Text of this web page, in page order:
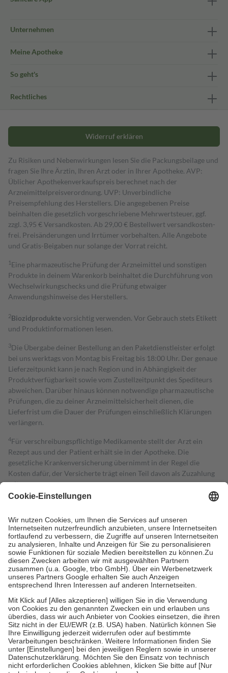
Unternehmen
Meine Apotheke
So geht's
Rechtliches
Widerruf erklären
Zu Risiken und Nebenwirkungen lesen Sie die Packungsbeilage und
fragen Sie Ihre Ärztin, Ihren Arzt oder in Ihrer Apotheke. AVP:
Üblicher Apothekenverkaufspreis berechnet nach der
Arzneimittelpreisverordnung. UVP: Unverbindliche
Preisempfehlung des Herstellers. Die angegebenen Preise
beinhalten die gesetzlich vorgeschriebene Mehrwertsteuer, ggf.
zzgl. 3,95 € Versandkosten. Ab 29,00 € Bestell­wert versand­kosten­
frei. Preisänderungen und Irrtümer vorbehalten. Alle Angebote
und Gratis-Beigaben nur solange der Vorrat reicht.
1 Eine pharmazeutische Prüfung der Arzneimittel und sonstigen
Produkte in deinem Warenkorb beinhaltet die Durchführung von
Wechselwirkungschecks und die Prüfung etwaiger
Anwendungshinweise des Herstellers.
2Biozidproduktevorsichtig verwenden. Vor Gebrauch stets Etikett
und Produktinformationen lesen.
3Die Übergabe deiner Bestellung an den Paketdienstleister erfolgt
bei uns werktags von Montag bis Freitag bis 18:00 Uhr. Der genaue
Lieferzeitpunkt kann je nach Region und in Abhängigkeit der
Produktverfügbarkeit sowie vom Zustellzeitpunkt des Spediteurs
abweichen. Darüber hinaus können notwendige pharmazeutische
Prüfungen, die zu deiner Arzneimittelsicherheit dienen, die
Lieferfrist um die Dauer der Prüfungen einschließlich Klärungen
verlängern.
4Für verschreibungspflichtige Medikamente stellt der Arzt ein
Rezept aus und der Patient erhält sie in der Apotheke. Die
gesetzliche Krankenversicherung übernimmt in der Regel die
Kosten dafür, der Versicherte trägt einen Teil davon als Zuzahlung
mit.
Grundsätzlich leisten Mitglieder Zuzahlungen in Höhe von zehn
höchstens zehn Euro.
Es sind jedoch nie mehr als die tatsächlichen
Kosten der Leistung zu entrichten.
Diese Regeln gelten grundsätzlich auch für Online-Apotheken.
Bei Heilmitteln und häuslicher Krankenpflege beträgt die
Zuzahlung zehn Prozent der Kosten sowie zehn Euro je
Verordnung.
Um das Engagement der Versicherten für ihre eigene Gesundheit zu
stärken und die besondere Stellung der Familie zu unterstützen,
fallenkeine Zuzahlungenan bei:
• Kindern und Jugendlichen bis zum vollendeten 18. Lebensjahr
mit Ausnahme der Fahrkosten
• Untersuchungen zur Vorsorge und Früherkennung, die von der
GKV getragen werden
• empfohlenen Schutzimpfungen
• Harn- und Blutteststreifen